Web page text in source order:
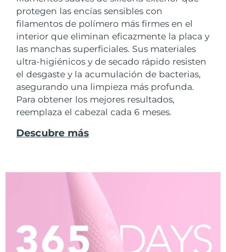
protegen las encías sensibles con
filamentos de polímero más firmes en el
interior que eliminan eficazmente la placa y
las manchas superficiales. Sus materiales
ultra-higiénicos y de secado rápido resisten
el desgaste y la acumulación de bacterias,
asegurando una limpieza más profunda.
Para obtener los mejores resultados,
reemplaza el cabezal cada 6 meses.
Descubre más